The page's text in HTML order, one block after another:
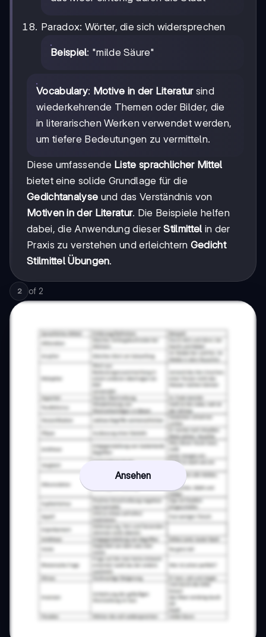
Paradox: Wörter, die sich widersprechen
Beispiel: "milde Säure"
Vocabulary: Motive in der Literatursind
wiederkehrende Themen oder Bilder, die
in literarischen Werken verwendet werden,
um tiefere Bedeutungen zu vermitteln.
Diese umfassende Liste sprachlicher Mittel
bietet eine solide Grundlage für die
Gedichtanalyse und das Verständnis von
Motiven in der Literatur. Die Beispiele helfen
dabei, die Anwendung dieserStilmittel in der
Praxis zu verstehen und erleichtern Gedicht
Stilmittel Übungen.
2 of 2
Ansehen